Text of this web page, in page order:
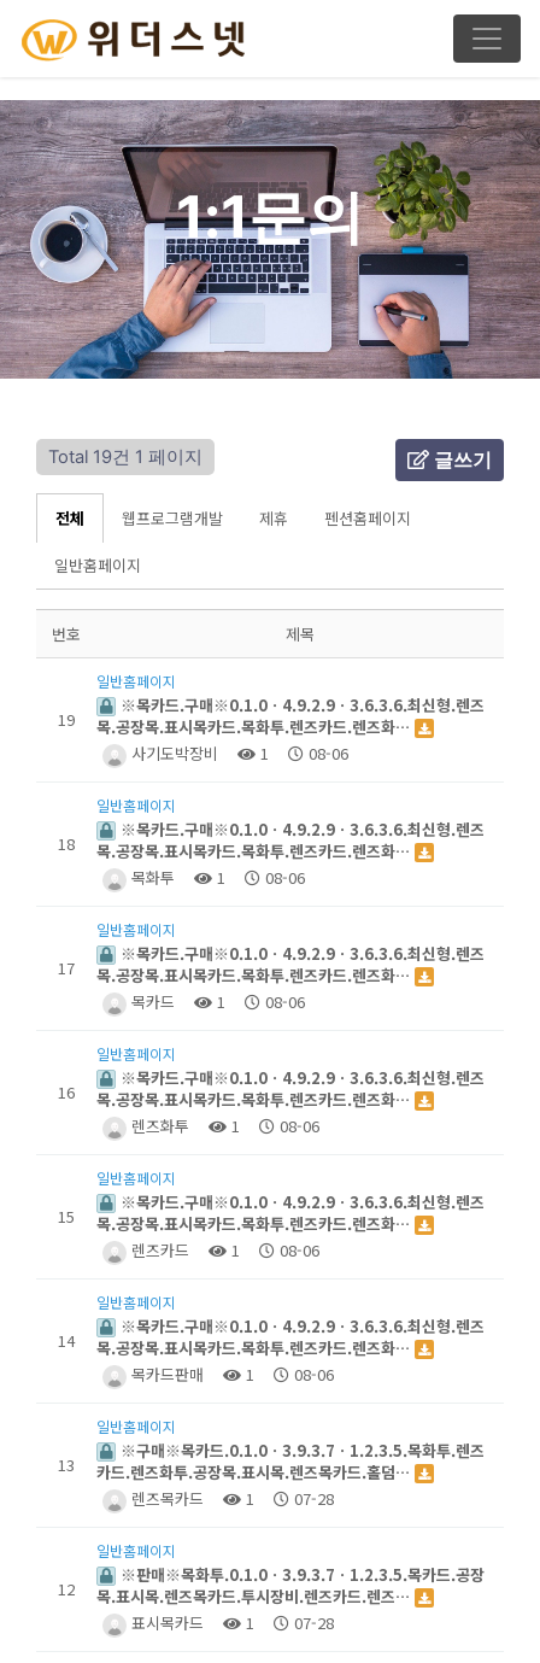
1:1문의
Total 19건 1 페이지 글쓰기
전체 웹프로그램개발 제휴 펜션홈페이지
일반홈페이지
번호 제목
19
일반홈페이지
※목카드.구매※0.1.0ㆍ4.9.2.9ㆍ3.6.3.6.최신형.렌즈
목.공장목.표시목카드.목화투.렌즈카드.렌즈화…
사기도박장비
1 08-06
18
일반홈페이지
※목카드.구매※0.1.0ㆍ4.9.2.9ㆍ3.6.3.6.최신형.렌즈
목.공장목.표시목카드.목화투.렌즈카드.렌즈화…
목화투
1 08-06
17
일반홈페이지
※목카드.구매※0.1.0ㆍ4.9.2.9ㆍ3.6.3.6.최신형.렌즈
목.공장목.표시목카드.목화투.렌즈카드.렌즈화…
목카드
1 08-06
16
일반홈페이지
※목카드.구매※0.1.0ㆍ4.9.2.9ㆍ3.6.3.6.최신형.렌즈
목.공장목.표시목카드.목화투.렌즈카드.렌즈화…
렌즈화투
1 08-06
15
일반홈페이지
※목카드.구매※0.1.0ㆍ4.9.2.9ㆍ3.6.3.6.최신형.렌즈
목.공장목.표시목카드.목화투.렌즈카드.렌즈화…
렌즈카드
1 08-06
14
일반홈페이지
※목카드.구매※0.1.0ㆍ4.9.2.9ㆍ3.6.3.6.최신형.렌즈
목.공장목.표시목카드.목화투.렌즈카드.렌즈화…
목카드판매
1 08-06
13
일반홈페이지
※구매※목카드.0.1.0ㆍ3.9.3.7ㆍ1.2.3.5.목화투.렌즈
카드.렌즈화투.공장목.표시목.렌즈목카드.홀덤…
렌즈목카드
1 07-28
12
일반홈페이지
※판매※목화투.0.1.0ㆍ3.9.3.7ㆍ1.2.3.5.목카드.공장
목.표시목.렌즈목카드.투시장비.렌즈카드.렌즈…
표시목카드
1 07-28